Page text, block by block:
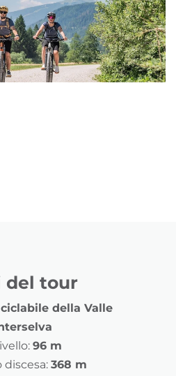
del tour
della Valle
96 m
discesa: 368 m